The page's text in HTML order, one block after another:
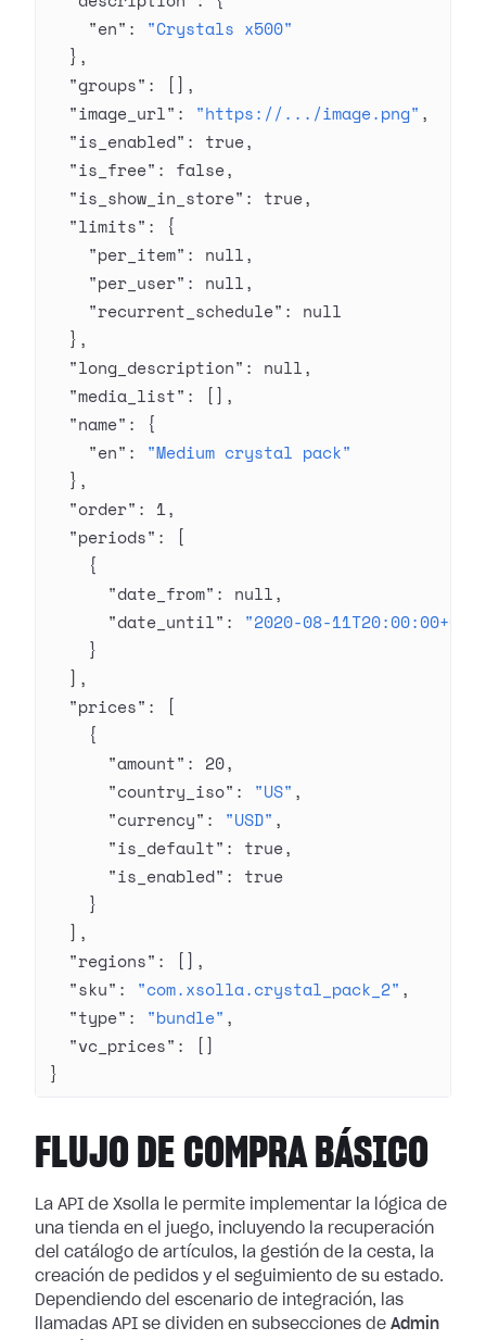
    "en"
: "Crystals x500"
  },
  "groups"
: [],
  "image_url"
: "https://.../image.png" ,
  "is_enabled"
: true,
  "is_free"
: false,
  "is_show_in_store"
: true,
  "limits"
: {
    "per_item"
: null,
    "per_user"
: null,
    "recurrent_schedule"
: null
  },
  "long_description"
: null,
  "media_list"
: [],
  "name"
: {
    "en"
: "Medium crystal pack"
  },
  "order"
: 1,
  "periods"
: [
    {
      "date_from"
: null,
      "date_until"
: "2020-08-
    }
  ],
  "prices"
: [
    {
      "amount"
: 20,
      "country_iso"
: "US" ,
      "currency"
: "USD" ,
      "is_default"
: true,
      "is_enabled"
: true
    }
  ],
  "regions"
: [],
  "sku"
: "com.xsolla.crystal_pack_2" ,
  "type"
: "bundle" ,
  "vc_prices"
: []
}
FLUJO DE COMPRA BÁSICO
La API de Xsolla le permite implementar la lógica de
una tienda en el juego, incluyendo la recuperación
del catálogo de artículos, la gestión de la cesta, la
creación de pedidos y el seguimiento de su estado.
Dependiendo del escenario de integración, las
llamadas API se dividen en subsecciones de Admin